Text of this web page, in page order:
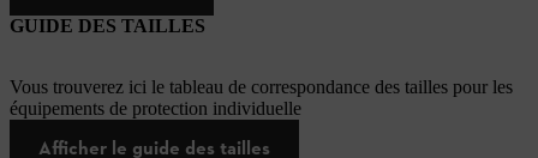
GUIDE DES TAILLES
Vous trouverez ici le tableau de correspondance des tailles pour les
équipements de protection individuelle
Afficher le guide des tailles